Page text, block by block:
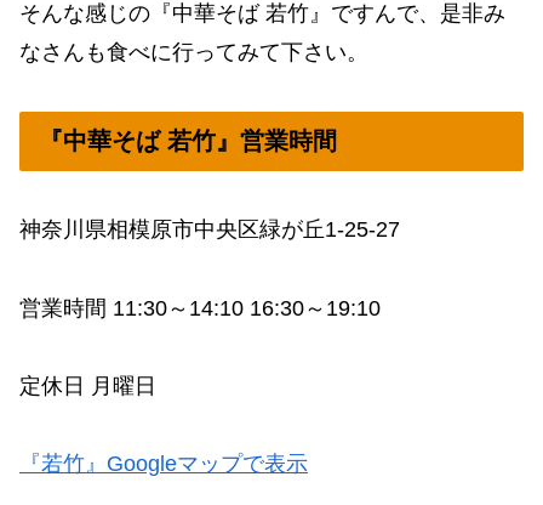
そんな感じの『中華そば 若竹』ですんで、是非み
なさんも食べに行ってみて下さい。
『中華そば 若竹』営業時間
神奈川県相模原市中央区緑が丘1-25-27
営業時間 11:30～14:10 16:30～19:10
定休日 月曜日
『若竹』Googleマップで表示